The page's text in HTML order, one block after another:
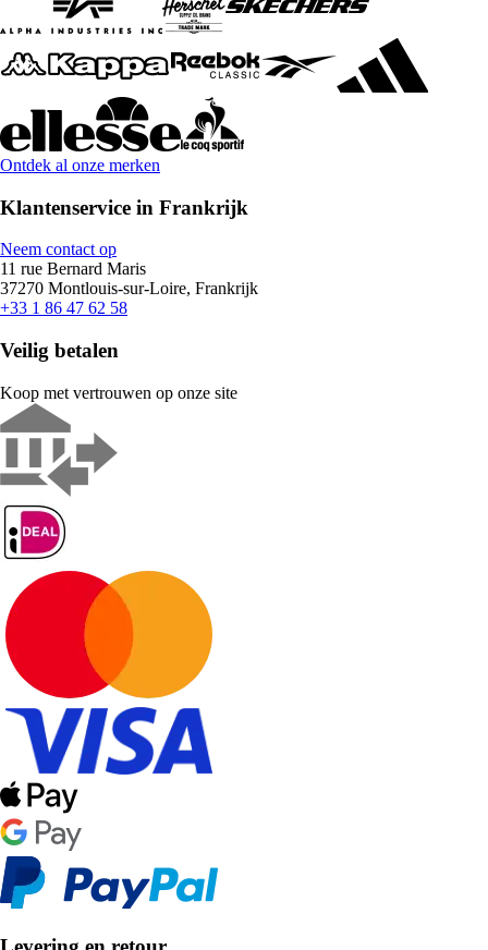
Ontdek al onze merken
Klantenservice in Frankrijk
Neem contact op
11 rue Bernard Maris
37270 Montlouis-sur-Loire, Frankrijk
+33 1 86 47 62 58
Veilig betalen
Koop met vertrouwen op onze site